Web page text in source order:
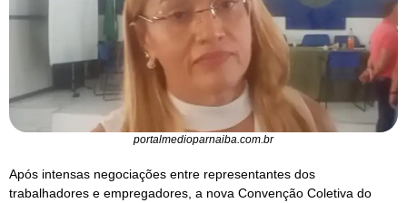
portalmedioparnaiba.com.br
Após intensas negociações entre representantes dos
trabalhadores e empregadores, a nova Convenção Coletiva do